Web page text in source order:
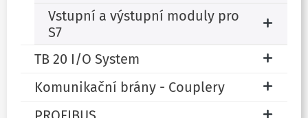
Vstupní a výstupní moduly pro
S7
TB 20 I/O System
Komunikační brány - Couplery